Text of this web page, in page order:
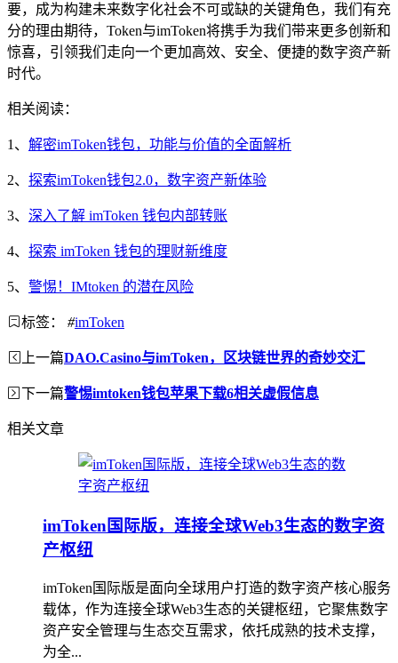
要，成为构建未来数字化社会不可或缺的关键角色，我们有充
分的理由期待，Token与imToken将携手为我们带来更多创新和
惊喜，引领我们走向一个更加高效、安全、便捷的数字资产新
时代。
相关阅读：
1、 解密imToken钱包，功能与价值的全面解析
2、 探索imToken钱包2.0，数字资产新体验
3、 深入了解 imToken 钱包内部转账
4、 探索 imToken 钱包的理财新维度
5、 警惕！IMtoken 的潜在风险
标签： #imToken
上一篇DAO.Casino与imToken，区块链世界的奇妙交汇
下一篇警惕imtoken钱包苹果下载6相关虚假信息
相关文章
imToken国际版，连接全球Web3生态的数字资
产枢纽
imToken国际版是面向全球用户打造的数字资产核心服务
载体，作为连接全球Web3生态的关键枢纽，它聚焦数字
资产安全管理与生态交互需求，依托成熟的技术支撑，
为全...